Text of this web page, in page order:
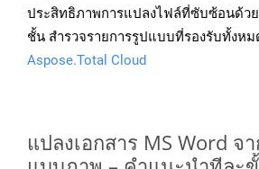
ประสิทธิภาพการแปลงไฟล์ที่ซับซ้อนด้ว
ชั้น สำรวจรายการรูปแบบที่รองรับทั้งห
Aspose.Total Cloud
แปลงเอกสาร MS Word จ